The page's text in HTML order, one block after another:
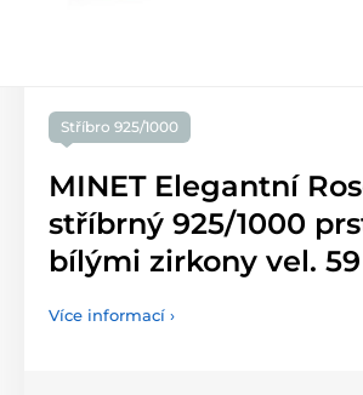
Stříbro 925/1000
MINET Elegantní
stříbrný 925/1000
bílými zirkony vel. 59
Více informací ›